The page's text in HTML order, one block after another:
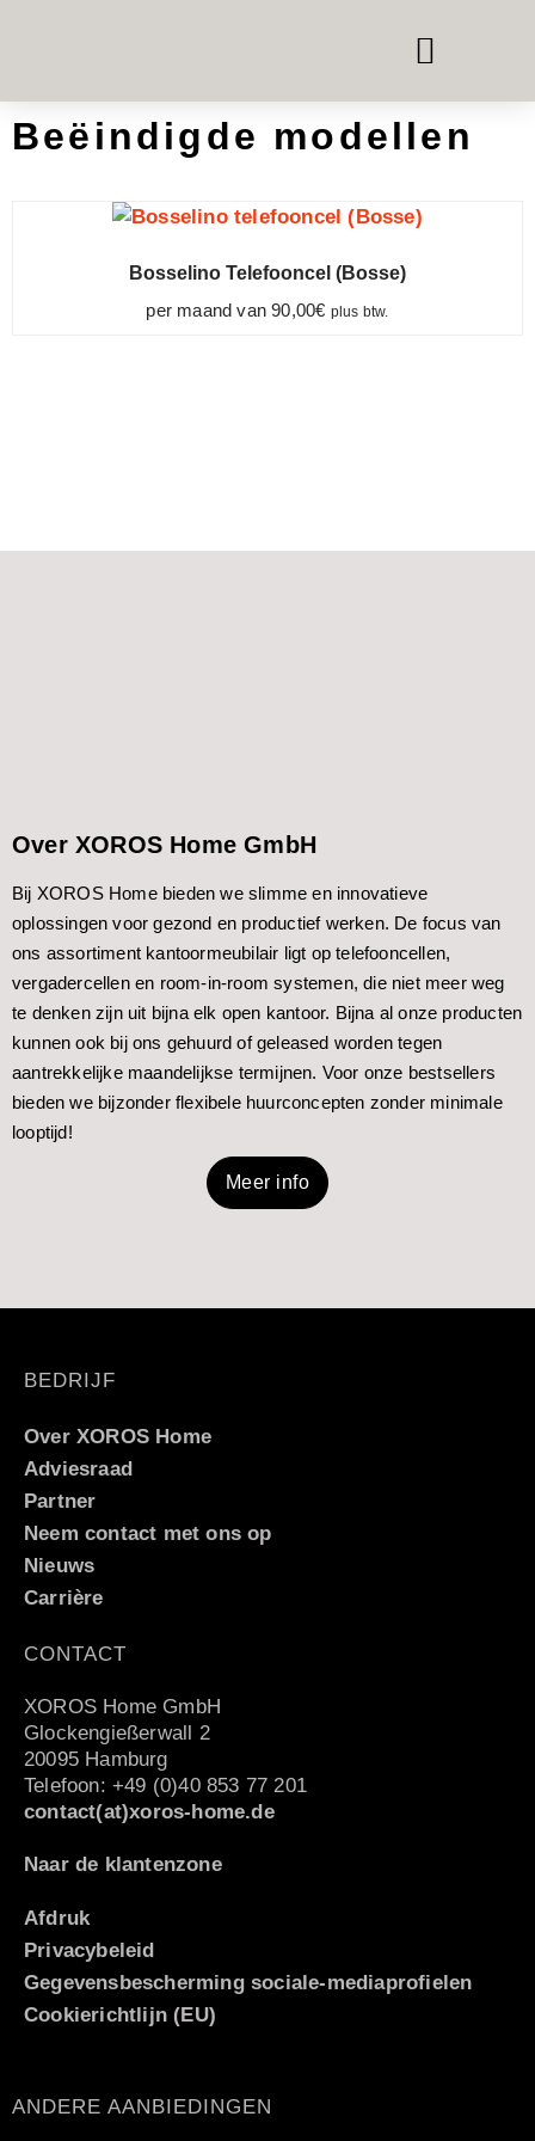
Beëindigde modellen
Bosselino Telefooncel (Bosse)
per maand van90,00€ plus btw.
Over XOROS Home GmbH
Bij XOROS Home bieden we slimme en innovatieve
oplossingen voor gezond en productief werken. De focus van
ons assortiment kantoormeubilair ligt op telefooncellen,
vergadercellen en room-in-room systemen, die niet meer weg
te denken zijn uit bijna elk open kantoor. Bijna al onze producten
kunnen ook bij ons gehuurd of geleased worden tegen
aantrekkelijke maandelijkse termijnen. Voor onze bestsellers
bieden we bijzonder flexibele huurconcepten zonder minimale
looptijd!
Meer info
BEDRIJF
Over XOROS Home
Adviesraad
Partner
Neem contact met ons op
Nieuws
Carrière
CONTACT
XOROS Home GmbH
Glockengießerwall 2
20095 Hamburg
Telefoon: +49 (0)40 853 77 201
contact(at)xoros-home.de
Naar de klantenzone
Afdruk
Privacybeleid
Gegevensbescherming sociale-mediaprofielen
Cookierichtlijn (EU)
ANDERE AANBIEDINGEN